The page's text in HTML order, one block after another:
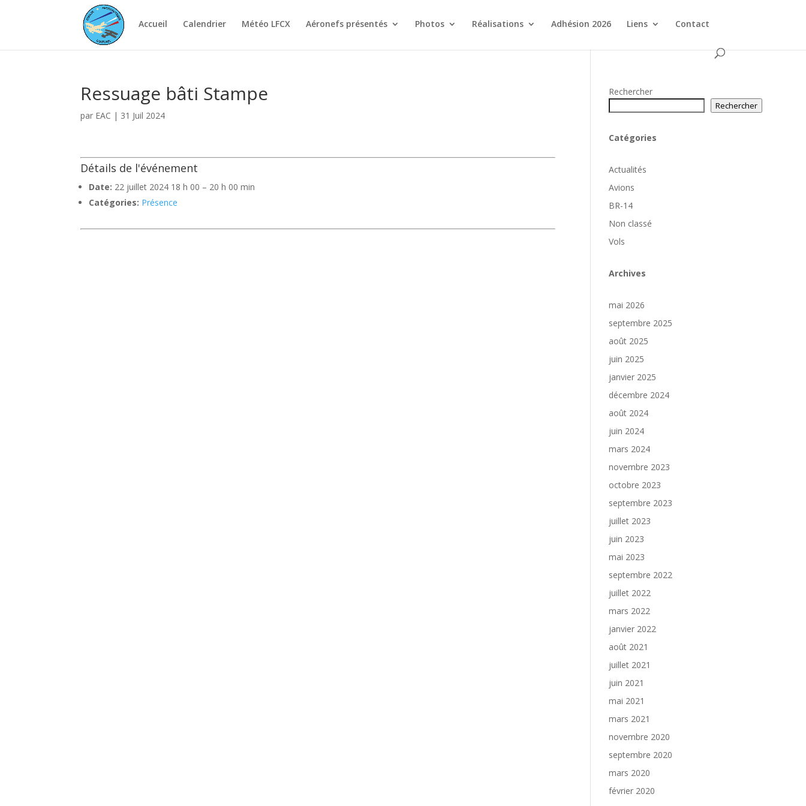
Accueil Calendrier Météo LFCX Aéronefs présentés Photos Réalisations Adhésion 2026 Liens Contact
Ressuage bâti Stampe
par EAC | 31 Juil 2024
Détails de l'événement
Date: 22 juillet 2024 18 h 00 – 20 h 00 min
Catégories: Présence
Rechercher
Rechercher
Catégories
Actualités
Avions
BR-14
Non classé
Vols
Archives
mai 2026
septembre 2025
août 2025
juin 2025
janvier 2025
décembre 2024
août 2024
juin 2024
mars 2024
novembre 2023
octobre 2023
septembre 2023
juillet 2023
juin 2023
mai 2023
septembre 2022
juillet 2022
mars 2022
janvier 2022
août 2021
juillet 2021
juin 2021
mai 2021
mars 2021
novembre 2020
septembre 2020
mars 2020
février 2020